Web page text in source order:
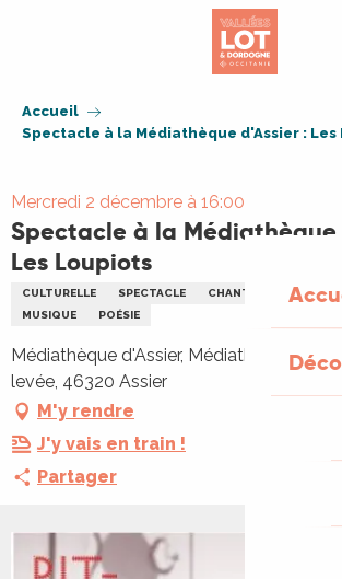
Accueil
Spectacle à la Médiathèque d'Assier : Les
Mercredi 2 décembre à 16:00
Spectacle à la Médiathèque
Les Loupiots
CULTURELLE SPECTACLE CHANT ENFANTS
MUSIQUE
POÉSIE
Médiathèque d'Assier, Médiathèque, 101
levée, 46320 Assier
M'y rendre
J'y vais en train !
Partager